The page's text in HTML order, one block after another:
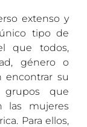
extenso y
tipo de
que todos,
género o
encontrar su
que
las mujeres
Para ellos,